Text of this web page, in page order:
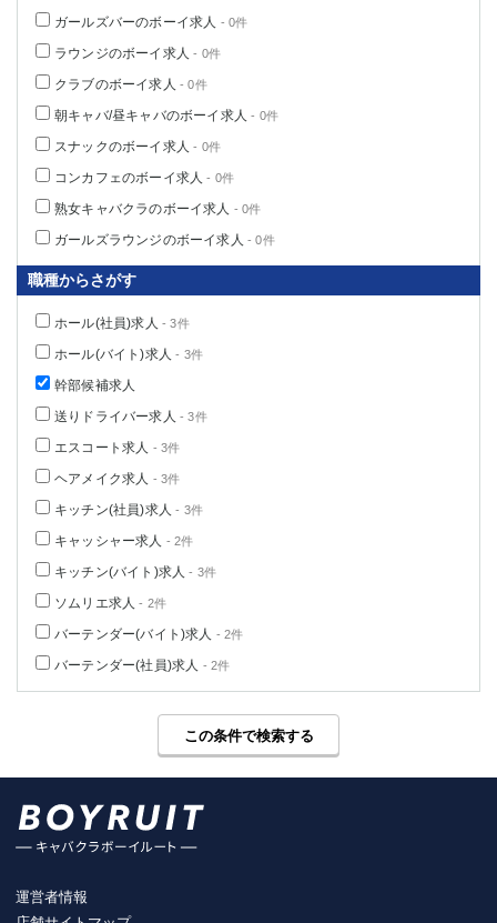
ガールズバーのボーイ求人 - 0件
ラウンジのボーイ求人 - 0件
クラブのボーイ求人 - 0件
朝キャバ/昼キャバのボーイ求人 - 0件
スナックのボーイ求人 - 0件
コンカフェのボーイ求人 - 0件
熟女キャバクラのボーイ求人 - 0件
ガールズラウンジのボーイ求人 - 0件
職種からさがす
ホール(社員)求人 - 3件
ホール(バイト)求人 - 3件
幹部候補求人
送りドライバー求人 - 3件
エスコート求人 - 3件
ヘアメイク求人 - 3件
キッチン(社員)求人 - 3件
キャッシャー求人 - 2件
キッチン(バイト)求人 - 3件
ソムリエ求人 - 2件
バーテンダー(バイト)求人 - 2件
バーテンダー(社員)求人 - 2件
この条件で検索する
運営者情報